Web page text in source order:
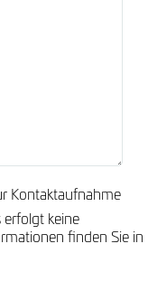
Kontaktaufnahme
keine
finden Sie in